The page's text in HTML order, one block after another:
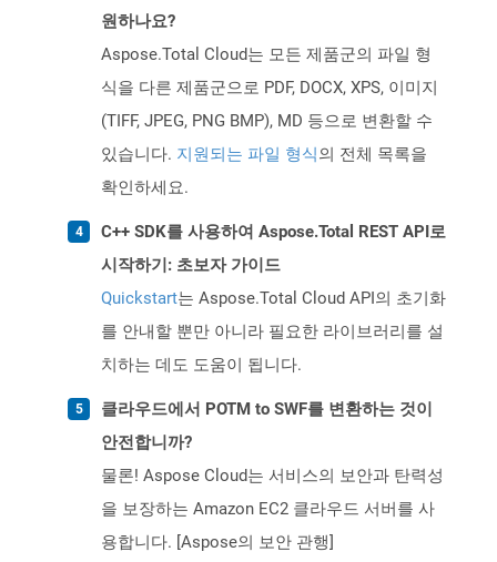
원하나요?
Aspose.Total Cloud는 모든 제품군의 파일 형
식을 다른 제품군으로 PDF, DOCX, XPS, 이미지
(TIFF, JPEG, PNG BMP), MD 등으로 변환할 수
있습니다. 지원되는 파일 형식의 전체 목록을
확인하세요.
C++ SDK를 사용하여 Aspose.Total REST API로
시작하기: 초보자 가이드
Quickstart는 Aspose.Total Cloud API의 초기화
를 안내할 뿐만 아니라 필요한 라이브러리를 설
치하는 데도 도움이 됩니다.
클라우드에서 POTM to SWF를 변환하는 것이
안전합니까?
물론! Aspose Cloud는 서비스의 보안과 탄력성
을 보장하는 Amazon EC2 클라우드 서버를 사
용합니다. [Aspose의 보안 관행]